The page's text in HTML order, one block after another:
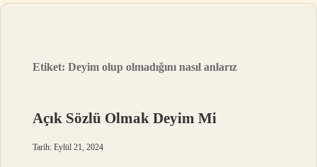
Etiket:Deyim olup olmadığını nasıl anlarız
Açık Sözlü Olmak Deyim Mi
Tarih: Eylül 21, 2024